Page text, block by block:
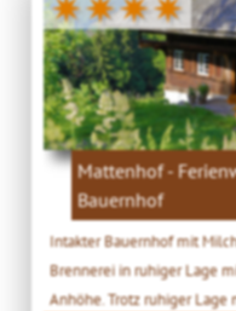
Mattenhof -
Bauernhof
Intakter Bauernhof mit
Brennerei in ruhiger Lage
Anhöhe. Trotz ruhiger